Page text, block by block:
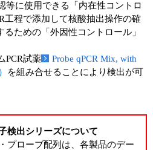
等に使用できる「内在性コントロ
工程で添加して核酸抽出操作の確
ための「外因性コントロール」
PCR試薬
Probe qPCR Mix, with
を組み合せることにより検出が可
検出シリーズについて
プローブ配列は、各製品のデー